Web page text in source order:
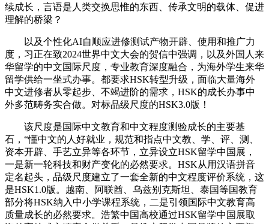
续成长，言语是人类交换思惟的东西、传承文明的载体、促进
理解的桥梁？
以及个性化AI自顺应进修测试产物开辟、使用和推广力
度，习正在致2024世界中文大会的贺信中强调，以及外国人来
华留学的中文国际尺度，专业教育深度融合，为海外学生来华
留学供给一坐式办事。都要求HSK转型升级，面临大量海外
中文进修者从零起步、不竭进阶的需求，HSK的成长办事中
外多范畴务实合做。对标品级尺度的HSK3.0版！
该尺度是国际中文教育和中文程度测验成长的主要基
石，“懂中文的人好就业，规范和指点中文教、学、评、测、
资本开辟、手艺立异等各环节，立异设立HSK留学中国展，
一是新一轮科技和财产变化的必然要求。HSK从用汉语拼音
定名起头，品级尺度建立了一套全新的中文程度评价系统，这
是HSK1.0版。越南、阿联酋、乌兹别克斯坦、泰国等国教育
部分将HSK纳入中小学课程系统，二是引领国际中文教育高
质量成长的必然要求。浩繁中国高校通过HSK留学中国展取